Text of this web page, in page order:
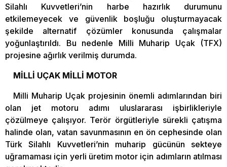
Silahlı Kuvvetleri’nin harbe hazırlık durumunu
etkilemeyecek ve güvenlik boşluğu oluşturmayacak
şekilde alternatif çözümler konusunda çalışmalar
yoğunlaştırıldı. Bu nedenle Milli Muharip Uçak (TFX)
projesine ağırlık verilmiş durumda.
MİLLİ UÇAK MİLLİ MOTOR
Milli Muharip Uçak projesinin önemli adımlarından biri
olan jet motoru adımı uluslararası işbirlikleriyle
çözülmeye çalışıyor. Terör örgütleriyle sürekli çatışma
halinde olan, vatan savunmasının en ön cephesinde olan
Türk Silahlı Kuvvetleri’nin muharip gücünün sekteye
uğramaması için yerli üretim motor için adımların atılması